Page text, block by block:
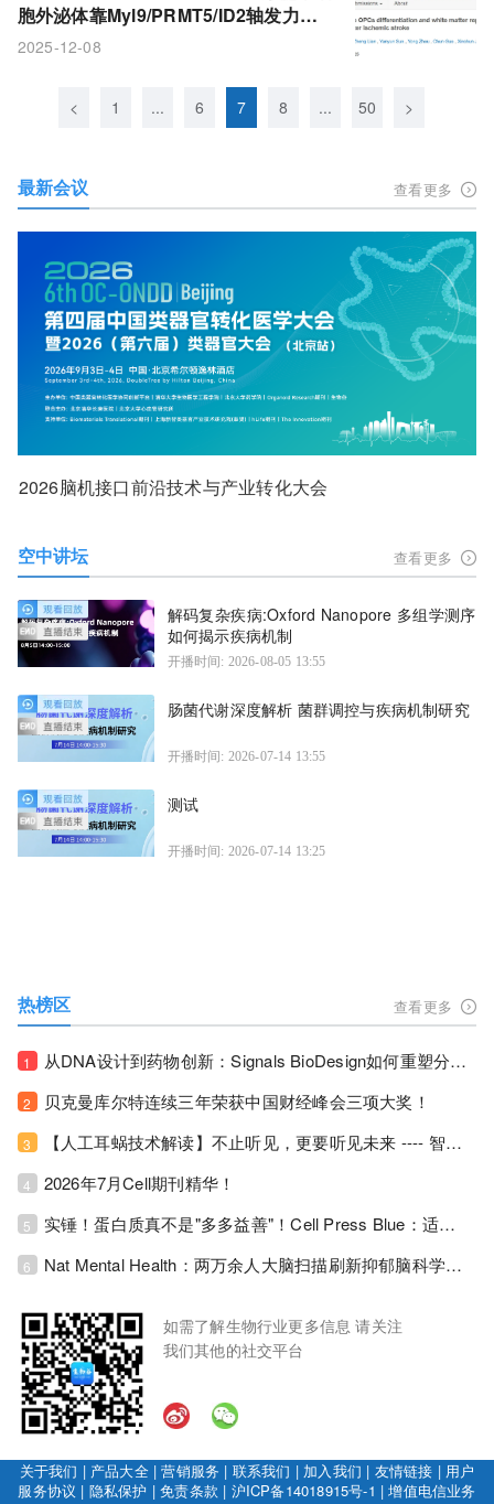
胞外泌体靠Myl9/PRMT5/ID2轴发力，
为缺血性卒中白质修复带来新策略！
2025-12-08
< 1 ... 6 7 8 ... 50 >
最新会议 查看更多
2026脑机接口前沿技术与产业转化大会
空中讲坛 查看更多
解码复杂疾病:Oxford Nanopore 多组学测序
如何揭示疾病机制
开播时间: 2026-08-05 13:55
肠菌代谢深度解析 菌群调控与疾病机制研究
开播时间: 2026-07-14 13:55
测试
开播时间: 2026-07-14 13:25
热榜区 查看更多
1 从DNA设计到药物创新：Signals BioDesign如何重塑分子生物学研发生态！
2 贝克曼库尔特连续三年荣获中国财经峰会三项大奖！
3 【人工耳蜗技术解读】不止听见，更要听见未来 ---- 智能耳蜗，开启人工耳蜗技术新纪元！
4 2026年7月Cell期刊精华！
5 实锤！蛋白质真不是"多多益善"！Cell Press Blue：适度限蛋白，反而拉长健康寿命！
6 Nat Mental Health：两万余人大脑扫描刷新抑郁脑科学认知！抑郁不只是情绪病，视觉、运动脑区同步受损！
如需了解生物行业更多信息 请关注
我们其他的社交平台
关于我们 | 产品大全|营销服务 | 联系我们 | 加入我们 | 友情链接 | 用户
服务协议 | 隐私保护 |免责条款 | 沪ICP备14018915号-1 |增值电信业务